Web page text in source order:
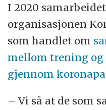
I 2020
organisasjonen
som handlet om
mellom trening
gjennom
– Vi så at de som